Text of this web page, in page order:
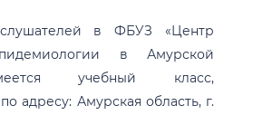
в ФБУЗ «Центр
в Амурской
учебный класс,
адресу: Амурская область, г.